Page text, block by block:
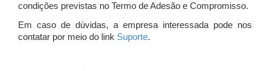
condições previstas no Termo de Adesão e Compromisso.
Em caso de dúvidas, a empresa interessada pode nos
contatar por meio do link Suporte.